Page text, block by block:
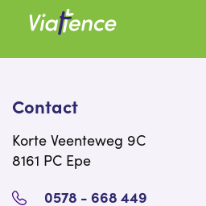
Contact
Korte Veenteweg 9C
8161 PC Epe
0578 - 668 449